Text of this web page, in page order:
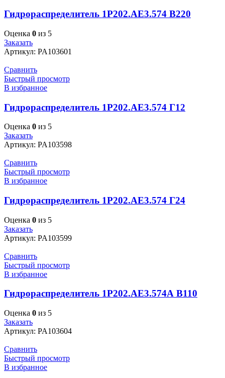
Гидрораспределитель 1Р202.АЕ3.574 В220
Оценка 0 из 5
Заказать
Артикул: PA103601
Сравнить
Быстрый просмотр
В избранное
Гидрораспределитель 1Р202.АЕ3.574 Г12
Оценка 0 из 5
Заказать
Артикул: PA103598
Сравнить
Быстрый просмотр
В избранное
Гидрораспределитель 1Р202.АЕ3.574 Г24
Оценка 0 из 5
Заказать
Артикул: PA103599
Сравнить
Быстрый просмотр
В избранное
Гидрораспределитель 1Р202.АЕ3.574А В110
Оценка 0 из 5
Заказать
Артикул: PA103604
Сравнить
Быстрый просмотр
В избранное